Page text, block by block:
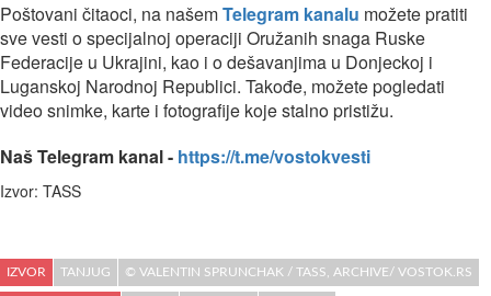
Poštovani čitaoci, na našemTelegram kanalu možete pratiti
sve vesti o specijalnoj operaciji Oružanih snaga Ruske
Federacije u Ukrajini, kao i o dešavanjima u Donjeckoj i
Luganskoj Narodnoj Republici. Takođe, možete pogledati
video snimke, karte i fotografije koje stalno pristižu.
Naš Telegram kanal - https://t.me/vostokvesti
Izvor: TASS
IZVOR TANJUG © VALENTIN SPRUNCHAK / TASS, ARCHIVE/ VOSTOK.RS